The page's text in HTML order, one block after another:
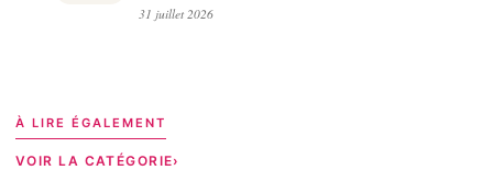
31 juillet 2026
À LIRE ÉGALEMENT
VOIR LA CATÉGORIE